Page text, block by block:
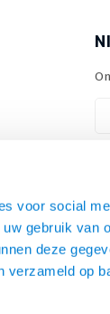
voor social
gebruik van
deze
verzameld op